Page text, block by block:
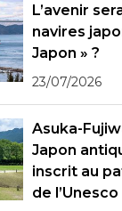
L’avenir
navires
Japon » ?
23/07/2026
Asuka-
Japon
inscrit au
de l’Unesco